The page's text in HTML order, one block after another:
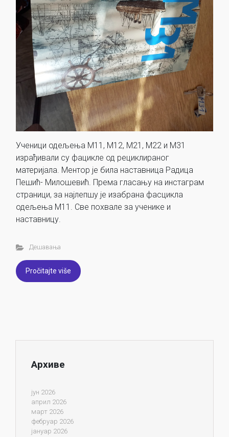
Ученици одељења М11, М12, М21, М22 и М31
израђивали су фацикле од рециклираног
материјала. Ментор је била наставница Радица
Пешић- Милошевић. Према гласању на инстаграм
страници, за најлепшу је изабрана фасцикла
одељења М11. Све похвале за ученике и
наставницу.
Дешавања
Pročitajte više
Архиве
јун 2026
април 2026
март 2026
фебруар 2026
јануар 2026